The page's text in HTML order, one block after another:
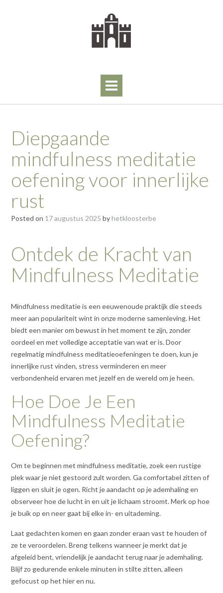
Diepgaande
mindfulness meditatie
oefening voor innerlijke
rust
Posted on 17 augustus 2025 byhetkloosterbe
Ontdek de Kracht van
Mindfulness Meditatie
Mindfulness meditatie is een eeuwenoude praktijk die steeds
meer aan populariteit wint in onze moderne samenleving. Het
biedt een manier om bewust in het moment te zijn, zonder
oordeel en met volledige acceptatie van wat er is. Door
regelmatig mindfulness meditatieoefeningen te doen, kun je
innerlijke rust vinden, stress verminderen en meer
verbondenheid ervaren met jezelf en de wereld om je heen.
Hoe Doe Je Een
Mindfulness Meditatie
Oefening?
Om te beginnen met mindfulness meditatie, zoek een rustige
plek waar je niet gestoord zult worden. Ga comfortabel zitten of
liggen en sluit je ogen. Richt je aandacht op je ademhaling en
observeer hoe de lucht in en uit je lichaam stroomt. Merk op hoe
je buik op en neer gaat bij elke in- en uitademing.
Laat gedachten komen en gaan zonder eraan vast te houden of
ze te veroordelen. Breng telkens wanneer je merkt dat je
afgeleid bent, vriendelijk je aandacht terug naar je ademhaling.
Blijf zo gedurende enkele minuten in stilte zitten, alleen
gefocust op het hier en nu.